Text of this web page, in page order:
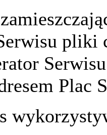
pliki
Plac